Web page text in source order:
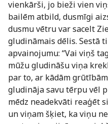
vienkārši, jo bieži vien
bailēm atbild, dusmīgi
dusmu vētru var sacelt
gludināmais dēlis. Sestā
apvainojumu: “Vai viņš
mūžu gludināšu viņa
par to, ar kādām
gludināja savu tērpu vēl
mēdz neadekvāti reaģēt
un viņam šķiet, ka viņu